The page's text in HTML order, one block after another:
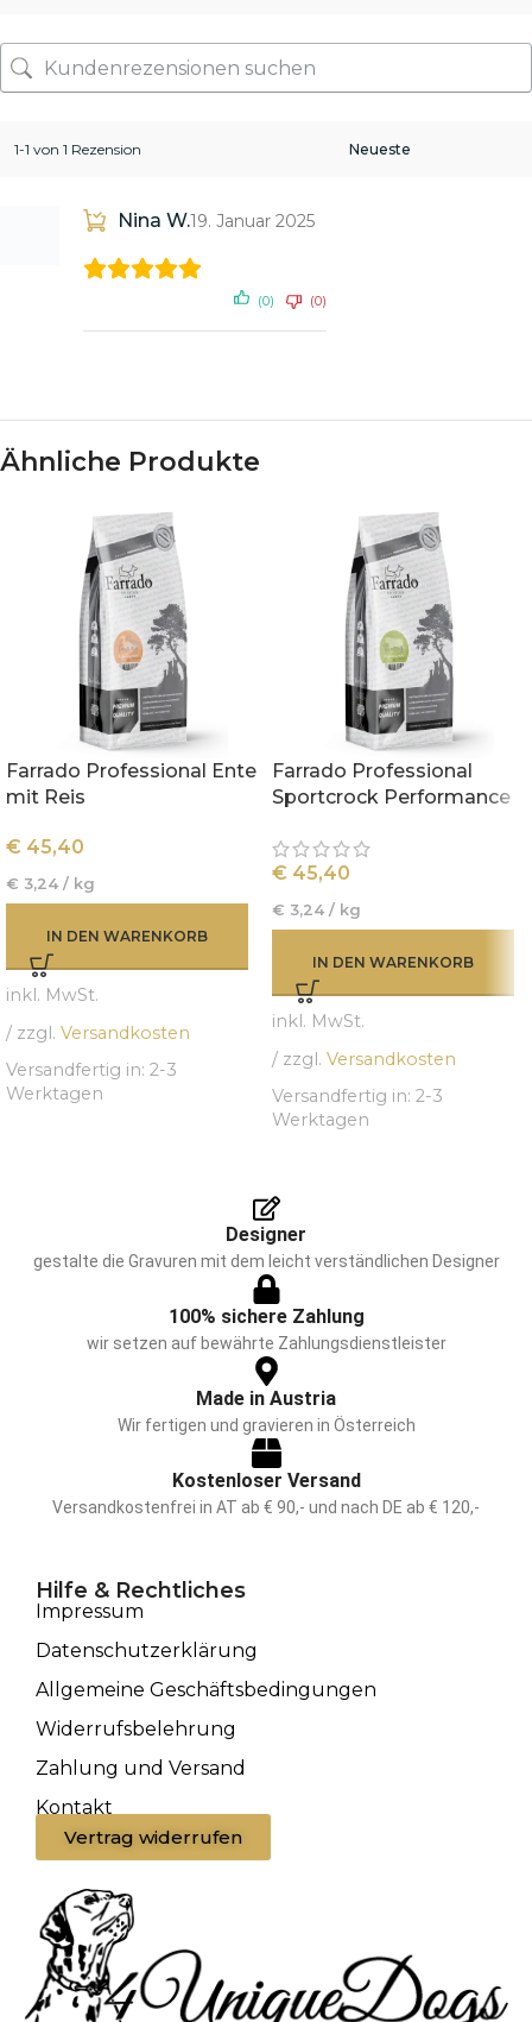
1-1 von 1 Rezension
Nina W.19. Januar 2025
(0) (0)
Ähnliche Produkte
Farrado Professional Ente
mit Reis
€ 45,40
€ 3,24 / kg
IN DEN WARENKORB
inkl. MwSt.
/ zzgl. Versandkosten
Versandfertig in: 2-3
Werktagen
Farrado Professional
Sportcrock Performance
€ 45,40
€ 3,24 / kg
IN DEN WARENKORB
inkl. MwSt.
/ zzgl. Versandkosten
Versandfertig in: 2-3
Werktagen
Designer
gestalte die Gravuren mit dem leicht verständlichen Designer
100% sichere Zahlung
wir setzen auf bewährte Zahlungsdienstleister
Made in Austria
Wir fertigen und gravieren in Österreich
Kostenloser Versand
Versandkostenfrei in AT ab € 90,- und nach DE ab € 120,-
Hilfe & Rechtliches
Impressum
Datenschutzerklärung
Allgemeine Geschäftsbedingungen
Widerrufsbelehrung
Zahlung und Versand
Kontakt
Vertrag widerrufen